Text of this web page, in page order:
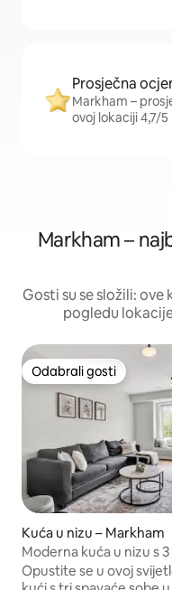
Prosječna
Markham –
ovoj lokaciji 4,7/5
Markham –
Gosti su se složili: ove
pogledu
Odabrali gosti
Odabrali gosti
Kuća u nizu – Markham
Moderna kuća u nizu s
Markhamu
Opustite se u ovoj